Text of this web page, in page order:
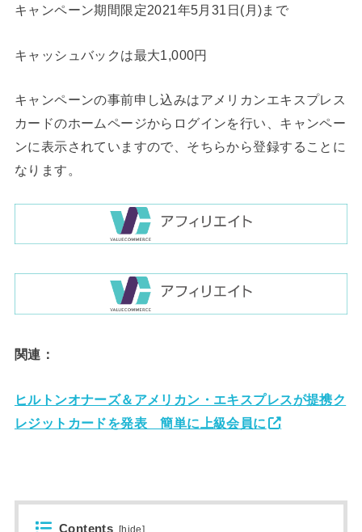
キャンペーン期間限定2021年5月31日(月)まで
キャッシュバックは最大1,000円
キャンペーンの事前申し込みはアメリカンエキスプレス
カードのホームページからログインを行い、キャンペー
ンに表示されていますので、そちらから登録することに
なります。
関連：
ヒルトンオナーズ＆アメリカン・エキスプレスが提携ク
レジットカードを発表 簡単に上級会員に
Contents